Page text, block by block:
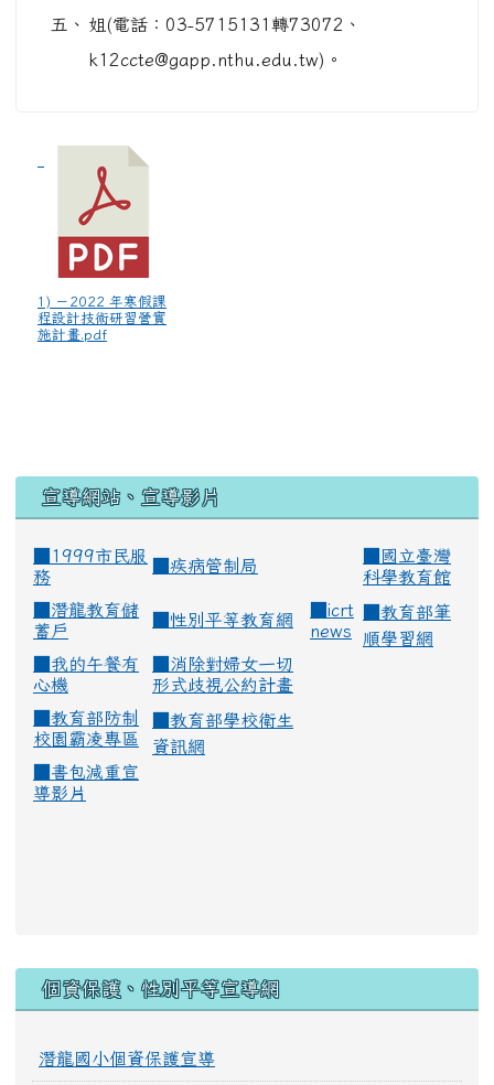
五、 姐(電話：03-5715131轉73072、
k12ccte@gapp.nthu.edu.tw)。
1) －2022 年寒假課
程設計技術研習營實
施計畫.pdf
宣導網站、宣導影片
■1999市民服
務
疾病管制局
國立臺灣
科學教育館
潛龍教育儲
蓄戶
性別平等教育網
icrt
news
教育部筆
順學習網
我的午餐有
心機
消除對婦女一切
形式歧視公約計畫
教育部防制
校園霸凌專區
教育部學校衛生
資訊網
書包減重宣
導影片
個資保護、性別平等宣導網
潛龍國小個資保護宣導